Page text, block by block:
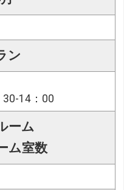
ン
14：00
ーム
ム室数